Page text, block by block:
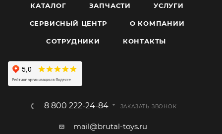
КАТАЛОГ ЗАПЧАСТИ УСЛУГИ
СЕРВИСНЫЙ ЦЕНТР О КОМПАНИИ
CОТРУДНИКИ КОНТАКТЫ
8 800 222-24-84 ЗАКАЗАТЬ ЗВОНОК
mail@brutal-toys.ru